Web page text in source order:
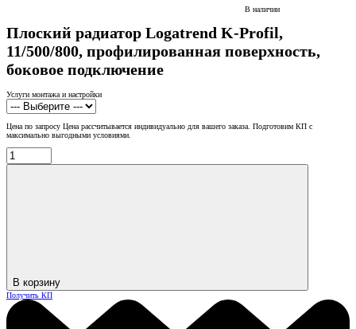
В наличии
Плоский радиатор Logatrend K-Profil,
11/500/800, профилированная поверхность,
боковое подключение
Услуги монтажа и настройки
Цена по запросу Цена рассчитывается индивидуально для вашего заказа. Подготовим КП с
максимально выгодными условиями.
В корзину
Получить КП